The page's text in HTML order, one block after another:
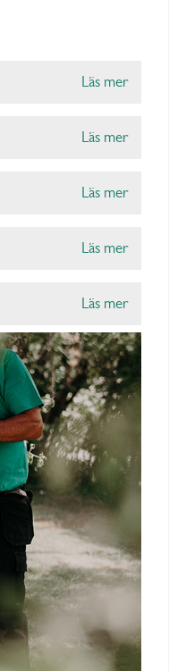
Läs mer
Läs mer
Läs mer
Läs mer
Läs mer